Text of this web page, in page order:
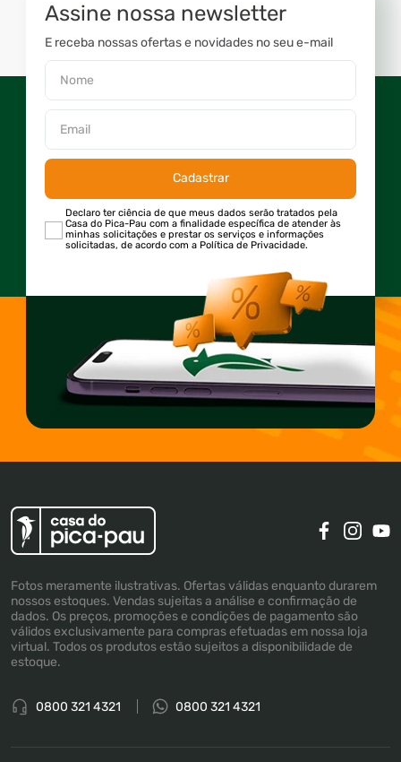
Assine nossa newsletter
E receba nossas ofertas e novidades no seu e-mail
Cadastrar
Declaro ter ciência de que meus dados serão tratados pela
Casa do Pica-Pau com a finalidade específica de atender às
minhas solicitações e prestar os serviços e informações
solicitadas, de acordo com a Política de Privacidade.
Fotos meramente ilustrativas. Ofertas válidas enquanto durarem
nossos estoques. Vendas sujeitas a análise e confirmação de
dados. Os preços, promoções e condições de pagamento são
válidos exclusivamente para compras efetuadas em nossa loja
virtual. Todos os produtos estão sujeitos a disponibilidade de
estoque.
0800 321 4321 0800 321 4321